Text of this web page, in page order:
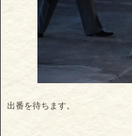
出番を待ちます。